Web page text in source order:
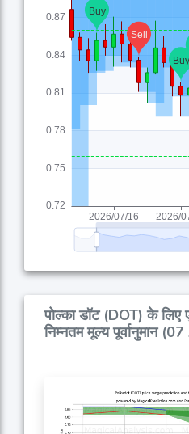
पोल्का डॉट (DOT) के लिए
निम्नतम मूल्य पूर्वानुमान